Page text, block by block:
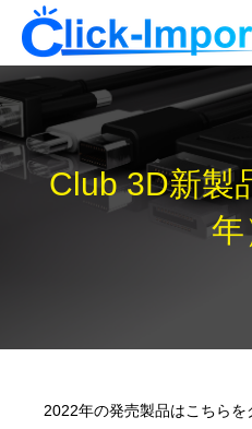
Club 3D新製
年
2022年の発売製品はこちら